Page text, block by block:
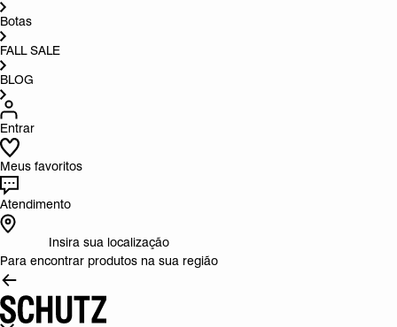
Botas
FALL SALE
BLOG
Entrar
Meus favoritos
Atendimento
Insira sua localização
Para encontrar produtos na sua região